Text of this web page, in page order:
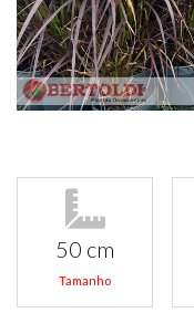
50 cm
Tamanho